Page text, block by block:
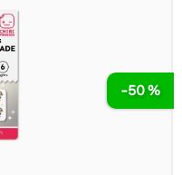
-50 %